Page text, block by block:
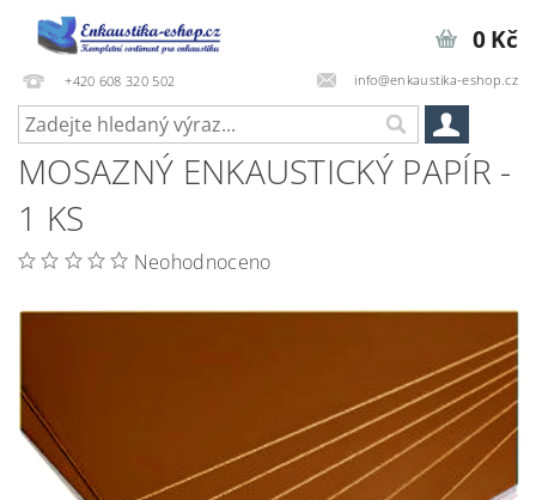
+420 608 320 502 info@enkaustika-eshop.cz
0 Kč
MOSAZNÝ ENKAUSTICKÝ PAPÍR -
1 KS
Neohodnoceno